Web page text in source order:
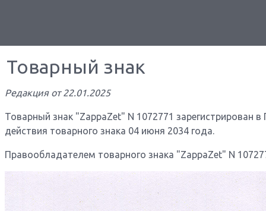
Товарный знак
Редакция от 22.01.2025
Товарный знак "ZappaZet" N 1072771 зарегистрирован
действия товарного знака 04 июня 2034 года.
Правообладателем товарного знака "ZappaZet" N